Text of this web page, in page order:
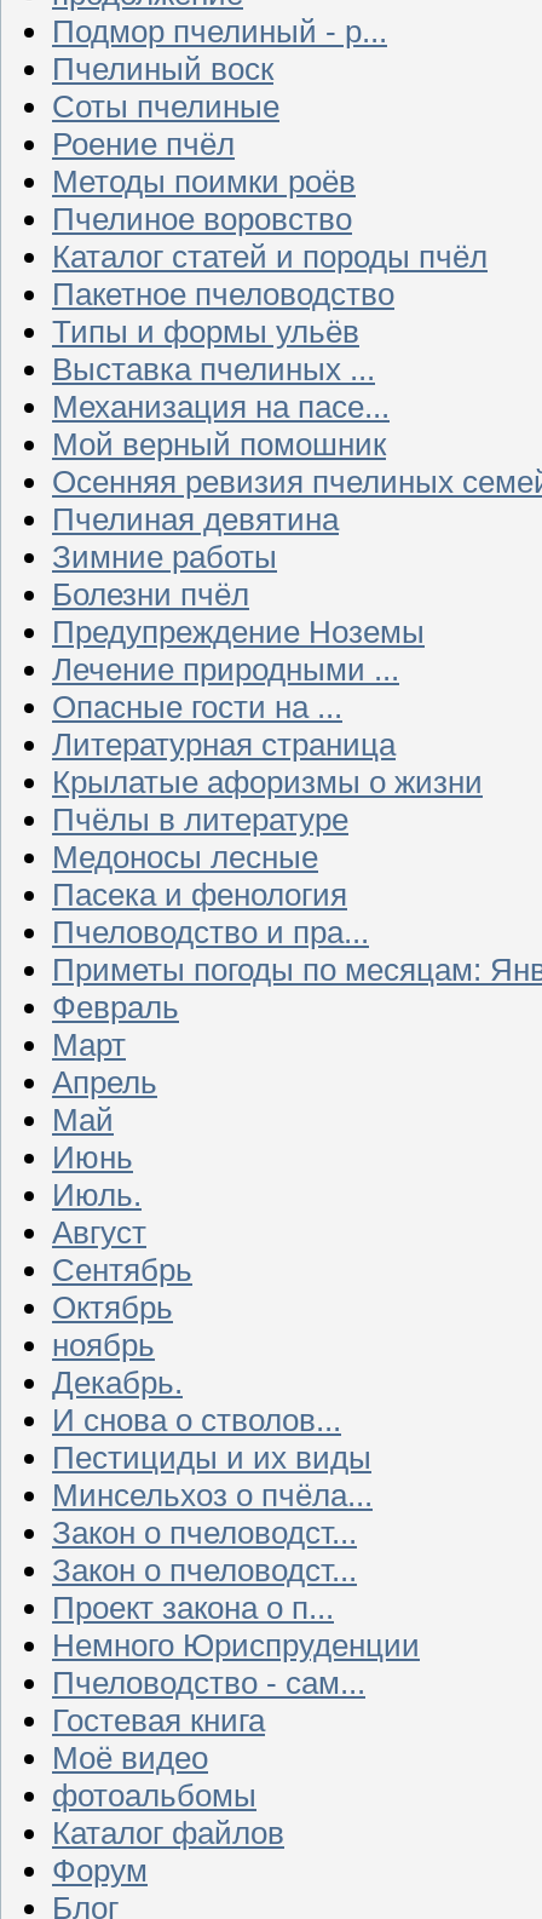
Подмор пчелиный - р...
Пчелиный воск
Соты пчелиные
Роение пчёл
Методы поимки роёв
Пчелиное воровство
Каталог статей и породы пчёл
Пакетное пчеловодство
Типы и формы ульёв
Выставка пчелиных ...
Механизация на пасе...
Мой верный помошник
Осенняя ревизия пчелиных
Пчелиная девятина
Зимние работы
Болезни пчёл
Предупреждение Ноземы
Лечение природными ...
Опасные гости на ...
Литературная страница
Крылатые афоризмы о жизни
Пчёлы в литературе
Медоносы лесные
Пасека и фенология
Пчеловодство и пра...
Приметы погоды по месяцам:
Февраль
Март
Апрель
Май
Июнь
Июль.
Август
Сентябрь
Октябрь
ноябрь
Декабрь.
И снова о стволов...
Пестициды и их виды
Минсельхоз о пчёла...
Закон о пчеловодст...
Закон о пчеловодст...
Проект закона о п...
Немного Юриспруденции
Пчеловодство - сам...
Гостевая книга
Моё видео
фотоальбомы
Каталог файлов
Форум
Блог